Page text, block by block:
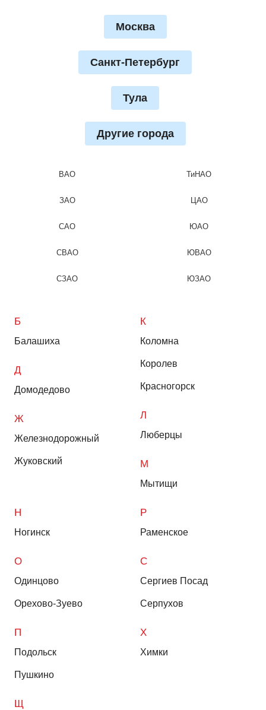
Москва
Санкт-Петербург
Тула
Другие города
ВАО
ЗАО
САО
СВАО
СЗАО
ТиНАО
ЦАО
ЮАО
ЮВАО
ЮЗАО
Б
Балашиха
Д
Домодедово
Ж
Железнодорожный
Жуковский
К
Коломна
Королев
Красногорск
Л
Люберцы
М
Мытищи
Н
Ногинск
О
Одинцово
Орехово-Зуево
П
Подольск
Пушкино
Р
Раменское
С
Сергиев Посад
Серпухов
Х
Химки
Щ